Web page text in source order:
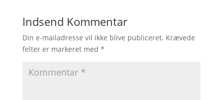
Indsend Kommentar
Din e-mailadresse vil ikke blive publiceret. Krævede
felter er markeret med *